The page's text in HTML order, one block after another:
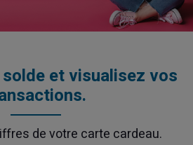
et visualisez vos
de votre carte cardeau.